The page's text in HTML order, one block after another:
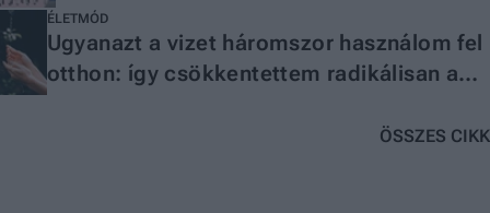
Parlament
ÉLETMÓD
Ugyanazt a vizet háromszor használom fel
otthon: így csökkentettem radikálisan a
vízhasználatomat
ÖSSZES CIKK